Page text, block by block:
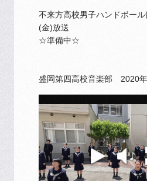
不来方高校男子ハンドボー
(金)放送
☆準備中☆
盛岡第四高校音楽部 2020